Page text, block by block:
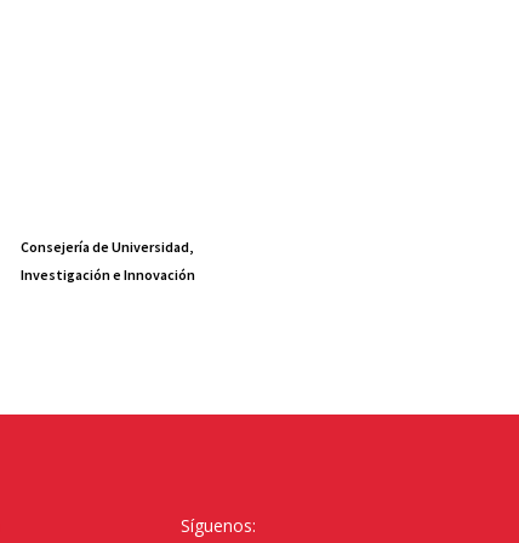
Consejería de Universidad,
Investigación e Innovación
Síguenos: